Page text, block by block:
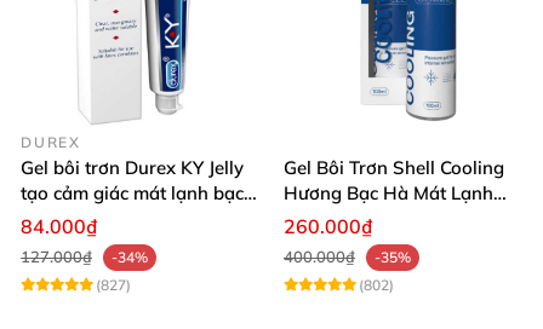
DUREX
Gel bôi trơn Durex KY Jelly
tạo cảm giác mát lạnh bạc
hà dễ chịu
84.000₫
127.000₫
-34%
(827)
Gel Bôi Trơn Shell Cooling
Hương Bạc Hà Mát Lạnh
100ml
260.000₫
400.000₫
-35%
(802)